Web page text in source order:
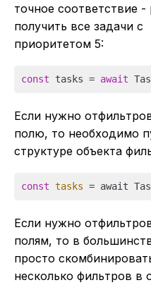
точное соответствие
получить все задачи с
приоритетом 5:
const tasks = await
Если нужно
полю, то необходимо
структуре объекта
const tasks = await
Если нужно
полям, то в
просто
несколько фильтров в